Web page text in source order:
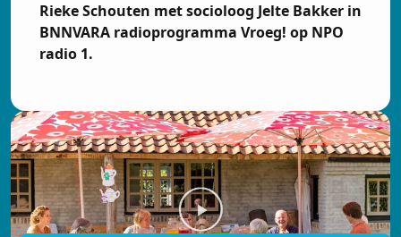
Rieke Schouten met socioloog Jelte Bakker in
BNNVARA radioprogramma Vroeg! op NPO
radio 1.